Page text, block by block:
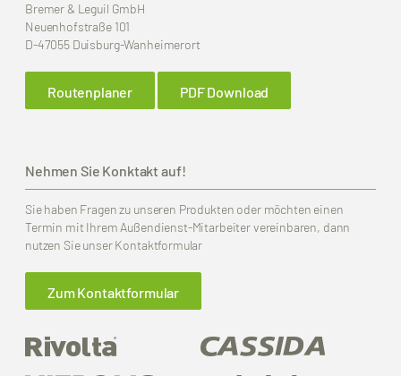
Bremer & Leguil GmbH
Neuenhofstraße 101
D-47055 Duisburg-Wanheimerort
Routenplaner PDF Download
Nehmen Sie Konktakt auf!
Sie haben Fragen zu unseren Produkten oder möchten einen
Termin mit Ihrem Außendienst-Mitarbeiter vereinbaren, dann
nutzen Sie unser Kontaktformular
Zum Kontaktformular